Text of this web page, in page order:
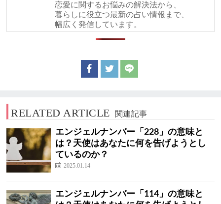
恋愛に関するお悩みの解決法から、
暮らしに役立つ最新の占い情報まで、
幅広く発信しています。
RELATED ARTICLE 関連記事
エンジェルナンバー「228」の意味と
は？天使はあなたに何を告げようとし
ているのか？
2025.01.14
エンジェルナンバー「114」の意味と